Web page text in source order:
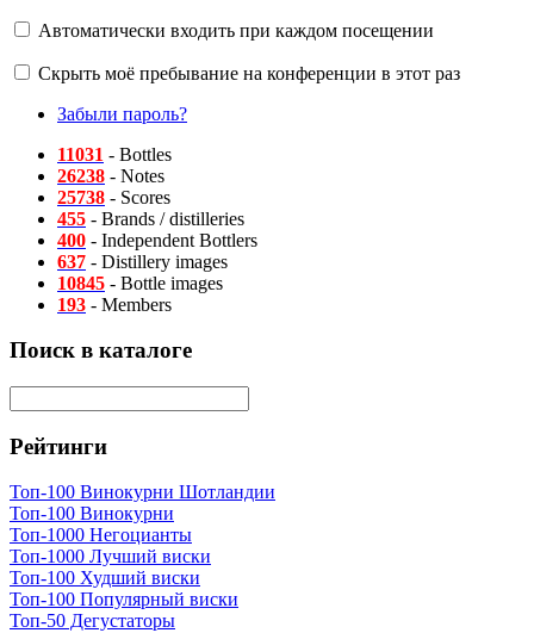
Автоматически входить при каждом посещении
Скрыть моё пребывание на конференции в этот раз
Забыли пароль?
11031 - Bottles
26238 - Notes
25738 - Scores
455 - Brands / distilleries
400 - Independent Bottlers
637 - Distillery images
10845 - Bottle images
193 - Members
Поиск в каталоге
Рейтинги
Топ-100 Винокурни Шотландии
Топ-100 Винокурни
Топ-1000 Негоцианты
Топ-1000 Лучший виски
Топ-100 Худший виски
Топ-100 Популярный виски
Топ-50 Дегустаторы